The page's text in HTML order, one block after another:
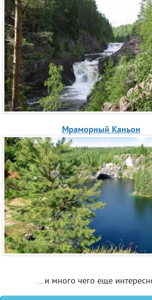
Мраморный Каньон
...и много чего еще